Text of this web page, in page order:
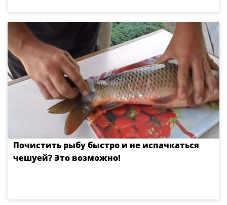
Почистить рыбу быстро и не испачкаться
чешуей? Это возможно!